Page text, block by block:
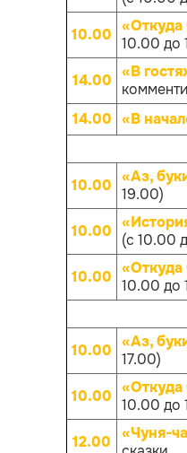
10.00 10.00 до
14.00 «В
14.00 «В
10.00 «Аз,
19.00)
10.00
(с 10.00
10.00 10.00 до
10.00 «Аз,
17.00)
10.00 10.00 до
12.00
«Чуня-